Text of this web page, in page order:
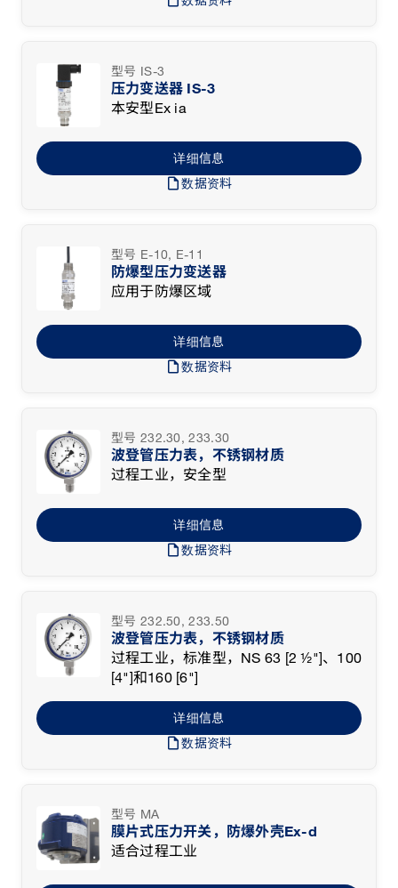
型号 IS-3
压力变送器 IS-3
本安型Ex ia
draft数据资料
详细信息
型号 E-10, E-11
防爆型压力变送器
应用于防爆区域
draft数据资料
详细信息
型号 232.30, 233.30
波登管压力表，不锈钢材质
过程工业，安全型
draft数据资料
详细信息
型号 232.50, 233.50
波登管压力表，不锈钢材质
过程工业，标准型，NS 63 [2 ½"]、100
[4"]和160 [6"]
draft数据资料
详细信息
型号 MA
膜片式压力开关，防爆外壳Ex-d
适合过程工业